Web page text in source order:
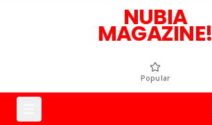
NUBIA
MAGAZINE!
Popular